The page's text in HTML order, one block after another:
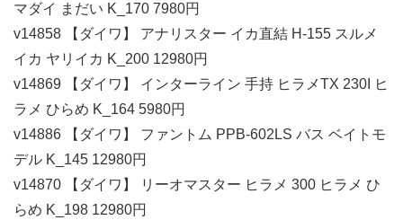
マダイ まだい K_170 7980円
v14858 【ダイワ】 アナリスター イカ直結 H-155 スルメ
イカ ヤリイカ K_200 12980円
v14869 【ダイワ】 インターライン 手持 ヒラメTX 230I ヒ
ラメ ひらめ K_164 5980円
v14886 【ダイワ】 ファントム PPB-602LS バス ベイトモ
デル K_145 12980円
v14870 【ダイワ】 リーオマスター ヒラメ 300 ヒラメ ひ
らめ K_198 12980円